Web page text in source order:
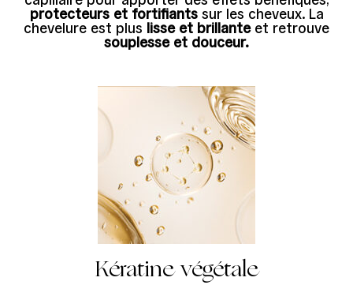
protecteurs et fortifiantssur les cheveux. La
chevelure est plus lisse et brillanteet retrouve
souplesse et douceur.
Kératine végétale